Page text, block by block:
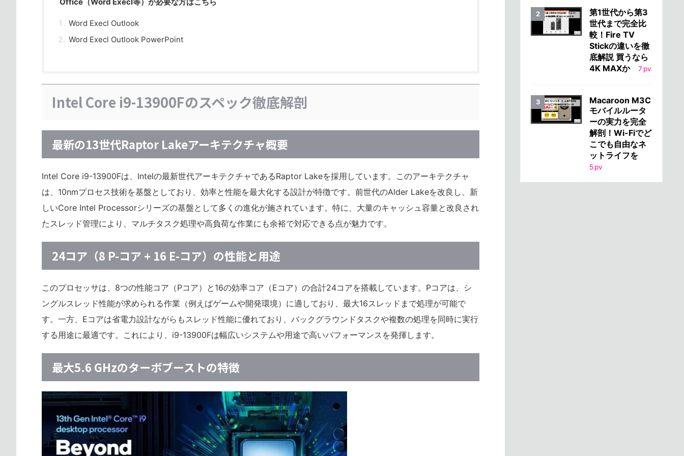
Word Execl Outlook
Word Execl Outlook PowerPoint
Intel Core i9-13900Fのスペック徹底解剖
最新の13世代Raptor Lakeアーキテクチャ概要
Intel Core i9-13900Fは、Intelの最新世代アーキテクチャであるRaptor Lakeを採用しています。このアーキテクチャ
は、10nmプロセス技術を基盤としており、効率と性能を最大化する設計が特徴です。前世代のAlder Lakeを改良し、新
しいCore Intel Processorシリーズの基盤として多くの進化が施されています。特に、大量のキャッシュ容量と改良され
たスレッド管理により、マルチタスク処理や高負荷な作業にも余裕で対応できる点が魅力です。
24コア（8 P-コア + 16 E-コア）の性能と用途
このプロセッサは、8つの性能コア（Pコア）と16の効率コア（Eコア）の合計24コアを搭載しています。Pコアは、シ
ングルスレッド性能が求められる作業（例えばゲームや開発環境）に適しており、最大16スレッドまで処理が可能で
す。一方、Eコアは省電力設計ながらもスレッド性能に優れており、バックグラウンドタスクや複数の処理を同時に実行
する用途に最適です。これにより、i9-13900Fは幅広いシステムや用途で高いパフォーマンスを発揮します。
最大5.6 GHzのターボブーストの特徴
第1世代から第3
世代まで完全比
較！Fire TV
Stickの違いを徹
底解説 買うなら
4K MAXか
7 pv
Macaroon M3C
モバイルルータ
ーの実力を完全
解剖！Wi-Fiでど
こでも自由なネ
ットライフを
5pv